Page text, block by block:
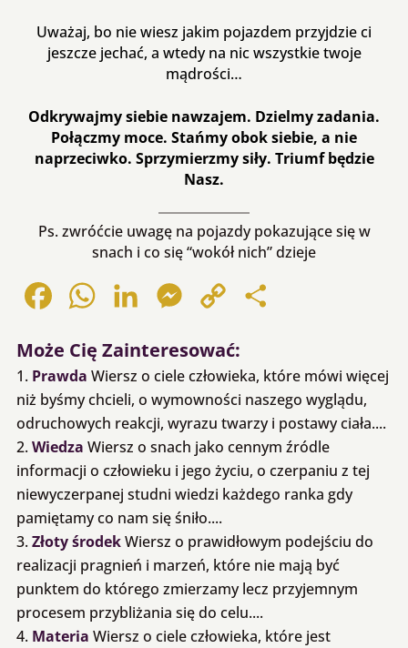
Uważaj, bo nie wiesz jakim pojazdem przyjdzie ci
jeszcze jechać, a wtedy na nic wszystkie twoje
mądrości…
Odkrywajmy siebie nawzajem. Dzielmy zadania.
Połączmy moce. Stańmy obok siebie, a nie
naprzeciwko. Sprzymierzmy siły. Triumf będzie
Nasz.
Ps. zwróćcie uwagę na pojazdy pokazujące się w
snach i co się “wokół nich” dzieje
FacebookWhatsAppLinkedInMessenger
Copy
Może Cię Zainteresować:
Prawda Wiersz o ciele człowieka, które mówi więcej
niż byśmy chcieli, o wymowności naszego wyglądu,
odruchowych reakcji, wyrazu twarzy i postawy ciała....
Wiedza Wiersz o snach jako cennym źródle
informacji o człowieku i jego życiu, o czerpaniu z tej
niewyczerpanej studni wiedzi każdego ranka gdy
pamiętamy co nam się śniło....
Złoty środekWiersz o prawidłowym podejściu do
realizacji pragnień i marzeń, które nie mają być
punktem do którego zmierzamy lecz przyjemnym
procesem przybliżania się do celu....
Materia Wiersz o ciele człowieka, które jest